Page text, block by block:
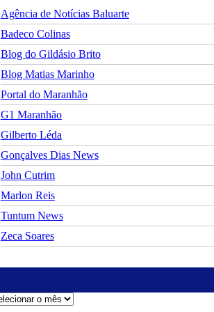
Agência de Notícias Baluarte
Badeco Colinas
Blog do Gildásio Brito
Blog Matias Marinho
Portal do Maranhão
G1 Maranhão
Gilberto Léda
Gonçalves Dias News
John Cutrim
Marlon Reis
Tuntum News
Zeca Soares